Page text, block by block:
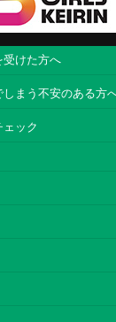
受けた方へ
まう不安のある方
ック